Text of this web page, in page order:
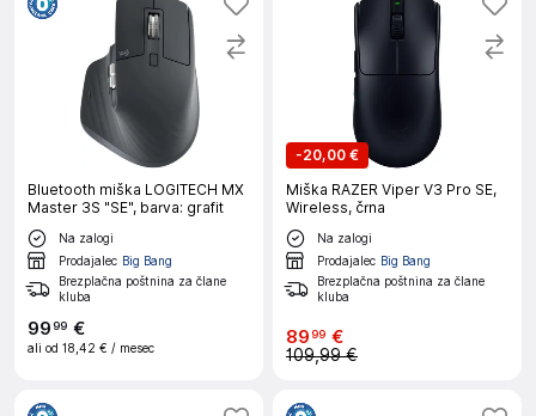
Bluetooth miška LOGITECH MX
Master 3S "SE", barva: grafit
Na zalogi
Prodajalec Big Bang
Brezplačna poštnina za člane
kluba
9999 €
ali od 18,42 € / mesec
-20,00 €
Miška RAZER Viper V3 Pro SE,
Wireless, črna
Na zalogi
Prodajalec Big Bang
Brezplačna poštnina za člane
kluba
8999 €
109,99 €